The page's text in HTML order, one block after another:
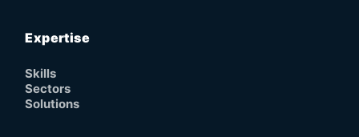
Expertise
Skills
Sectors
Solutions